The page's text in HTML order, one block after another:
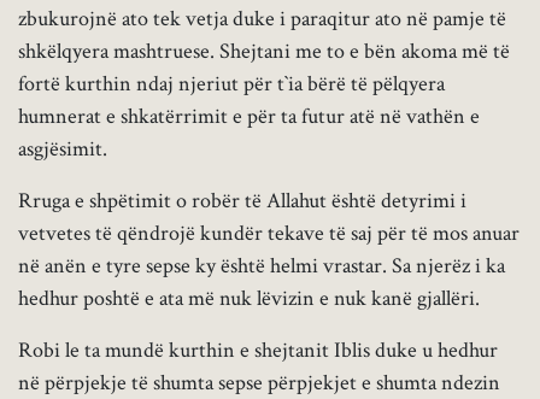
zbukurojnë ato tek vetja duke i paraqitur ato në pamje të
shkëlqyera mashtruese. Shejtani me to e bën akoma më të
fortë kurthin ndaj njeriut për t`ia bërë të pëlqyera
humnerat e shkatërrimit e për ta futur atë në vathën e
asgjësimit.
Rruga e shpëtimit o robër të Allahut është detyrimi i
vetvetes të qëndrojë kundër tekave të saj për të mos anuar
në anën e tyre sepse ky është helmi vrastar. Sa njerëz i ka
hedhur poshtë e ata më nuk lëvizin e nuk kanë gjallëri.
Robi le ta mundë kurthin e shejtanit Iblis duke u hedhur
në përpjekje të shumta sepse përpjekjet e shumta ndezin